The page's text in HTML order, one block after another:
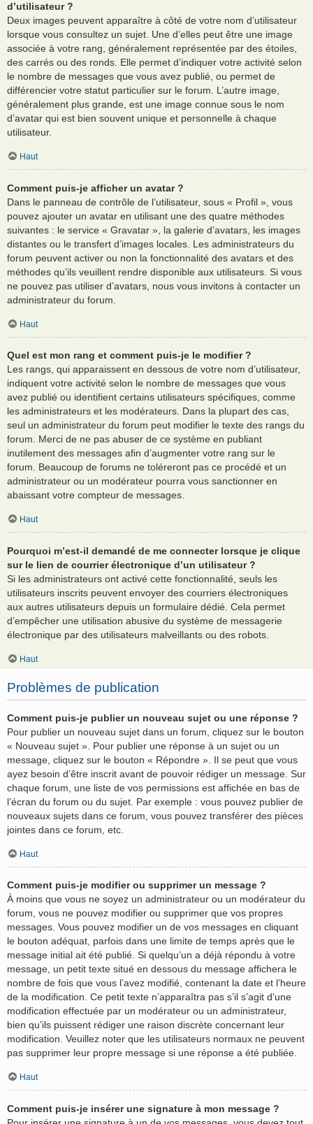
d’utilisateur ?
Deux images peuvent apparaître à côté de votre nom d’utilisateur
lorsque vous consultez un sujet. Une d’elles peut être une image
associée à votre rang, généralement représentée par des étoiles,
des carrés ou des ronds. Elle permet d’indiquer votre activité selon
le nombre de messages que vous avez publié, ou permet de
différencier votre statut particulier sur le forum. L’autre image,
généralement plus grande, est une image connue sous le nom
d’avatar qui est bien souvent unique et personnelle à chaque
utilisateur.
Haut
Comment puis-je afficher un avatar ?
Dans le panneau de contrôle de l’utilisateur, sous « Profil », vous
pouvez ajouter un avatar en utilisant une des quatre méthodes
suivantes : le service « Gravatar », la galerie d’avatars, les images
distantes ou le transfert d’images locales. Les administrateurs du
forum peuvent activer ou non la fonctionnalité des avatars et des
méthodes qu’ils veuillent rendre disponible aux utilisateurs. Si vous
ne pouvez pas utiliser d’avatars, nous vous invitons à contacter un
administrateur du forum.
Haut
Quel est mon rang et comment puis-je le modifier ?
Les rangs, qui apparaissent en dessous de votre nom d’utilisateur,
indiquent votre activité selon le nombre de messages que vous
avez publié ou identifient certains utilisateurs spécifiques, comme
les administrateurs et les modérateurs. Dans la plupart des cas,
seul un administrateur du forum peut modifier le texte des rangs du
forum. Merci de ne pas abuser de ce système en publiant
inutilement des messages afin d’augmenter votre rang sur le
forum. Beaucoup de forums ne toléreront pas ce procédé et un
administrateur ou un modérateur pourra vous sanctionner en
abaissant votre compteur de messages.
Haut
Pourquoi m’est-il demandé de me connecter lorsque je clique
sur le lien de courrier électronique d’un utilisateur ?
Si les administrateurs ont activé cette fonctionnalité, seuls les
utilisateurs inscrits peuvent envoyer des courriers électroniques
aux autres utilisateurs depuis un formulaire dédié. Cela permet
d’empêcher une utilisation abusive du système de messagerie
électronique par des utilisateurs malveillants ou des robots.
Haut
Problèmes de publication
Comment puis-je publier un nouveau sujet ou une réponse ?
Pour publier un nouveau sujet dans un forum, cliquez sur le bouton
« Nouveau sujet ». Pour publier une réponse à un sujet ou un
message, cliquez sur le bouton « Répondre ». Il se peut que vous
ayez besoin d’être inscrit avant de pouvoir rédiger un message. Sur
chaque forum, une liste de vos permissions est affichée en bas de
l’écran du forum ou du sujet. Par exemple : vous pouvez publier de
nouveaux sujets dans ce forum, vous pouvez transférer des pièces
jointes dans ce forum, etc.
Haut
Comment puis-je modifier ou supprimer un message ?
À moins que vous ne soyez un administrateur ou un modérateur du
forum, vous ne pouvez modifier ou supprimer que vos propres
messages. Vous pouvez modifier un de vos messages en cliquant
le bouton adéquat, parfois dans une limite de temps après que le
message initial ait été publié. Si quelqu’un a déjà répondu à votre
message, un petit texte situé en dessous du message affichera le
nombre de fois que vous l’avez modifié, contenant la date et l’heure
de la modification. Ce petit texte n’apparaîtra pas s’il s’agit d’une
modification effectuée par un modérateur ou un administrateur,
bien qu’ils puissent rédiger une raison discrète concernant leur
modification. Veuillez noter que les utilisateurs normaux ne peuvent
pas supprimer leur propre message si une réponse a été publiée.
Haut
Comment puis-je insérer une signature à mon message ?